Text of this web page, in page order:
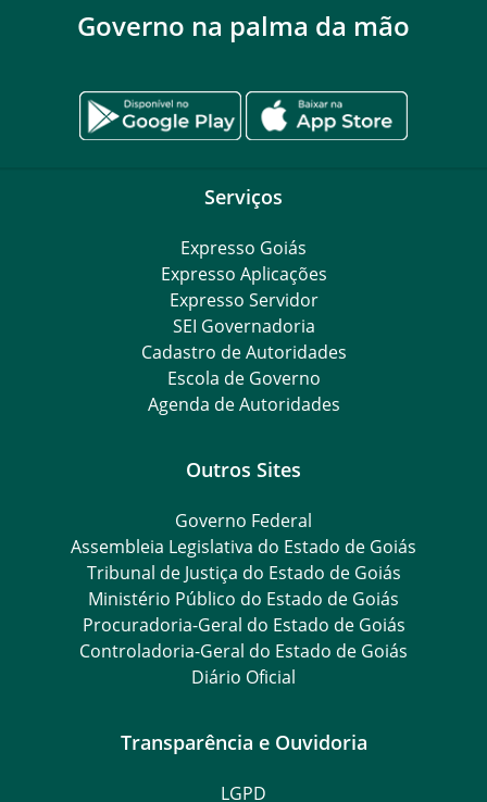
Governo na palma da mão
Serviços
Expresso Goiás
Expresso Aplicações
Expresso Servidor
SEI Governadoria
Cadastro de Autoridades
Escola de Governo
Agenda de Autoridades
Outros Sites
Governo Federal
Assembleia Legislativa do Estado de Goiás
Tribunal de Justiça do Estado de Goiás
Ministério Público do Estado de Goiás
Procuradoria-Geral do Estado de Goiás
Controladoria-Geral do Estado de Goiás
Diário Oficial
Transparência e Ouvidoria
LGPD